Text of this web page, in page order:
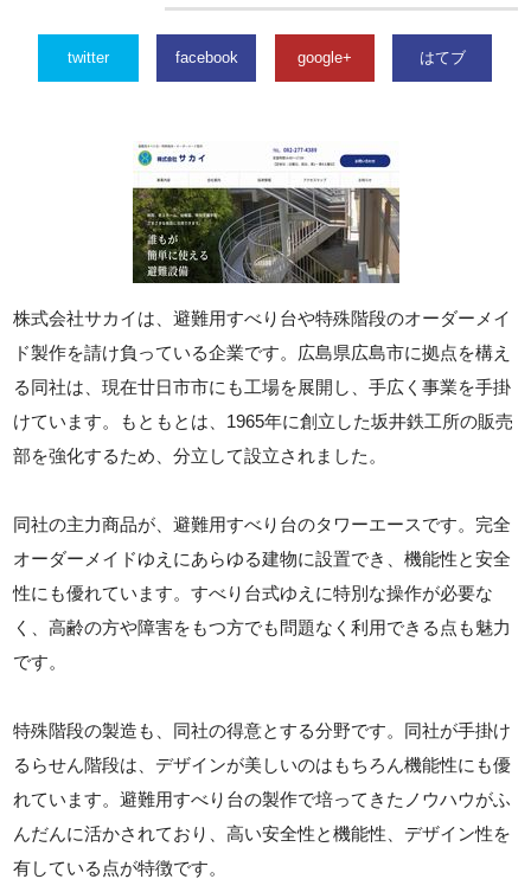
twitter facebook google+ はてブ
株式会社サカイは、避難用すべり台や特殊階段のオーダーメイ
ド製作を請け負っている企業です。広島県広島市に拠点を構え
る同社は、現在廿日市市にも工場を展開し、手広く事業を手掛
けています。もともとは、1965年に創立した坂井鉄工所の販売
部を強化するため、分立して設立されました。
同社の主力商品が、避難用すべり台のタワーエースです。完全
オーダーメイドゆえにあらゆる建物に設置でき、機能性と安全
性にも優れています。すべり台式ゆえに特別な操作が必要な
く、高齢の方や障害をもつ方でも問題なく利用できる点も魅力
です。
特殊階段の製造も、同社の得意とする分野です。同社が手掛け
るらせん階段は、デザインが美しいのはもちろん機能性にも優
れています。避難用すべり台の製作で培ってきたノウハウがふ
んだんに活かされており、高い安全性と機能性、デザイン性を
有している点が特徴です。